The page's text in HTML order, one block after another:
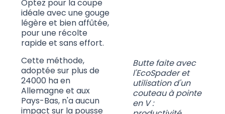
Optez pour la coupe
idéale avec une gouge
légère et bien affûtée,
pour une récolte
rapide et sans effort.
Cette méthode,
adoptée sur plus de
24000 ha en
Allemagne et aux
Pays-Bas, n'a aucun
impact sur la pousse
Butte faite avec
l'EcoSpader et
utilisation d'un
couteau à pointe
en V :